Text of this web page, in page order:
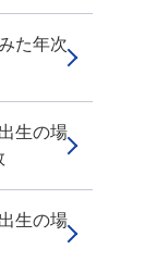
た年次
生の場
生の場